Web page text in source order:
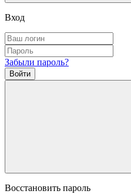
Вход
Забыли пароль?
Войти
Восстановить пароль